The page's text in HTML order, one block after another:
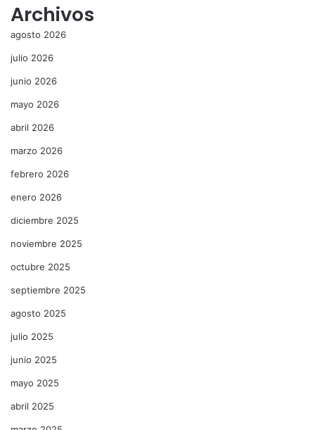
Archivos
agosto 2026
julio 2026
junio 2026
mayo 2026
abril 2026
marzo 2026
febrero 2026
enero 2026
diciembre 2025
noviembre 2025
octubre 2025
septiembre 2025
agosto 2025
julio 2025
junio 2025
mayo 2025
abril 2025